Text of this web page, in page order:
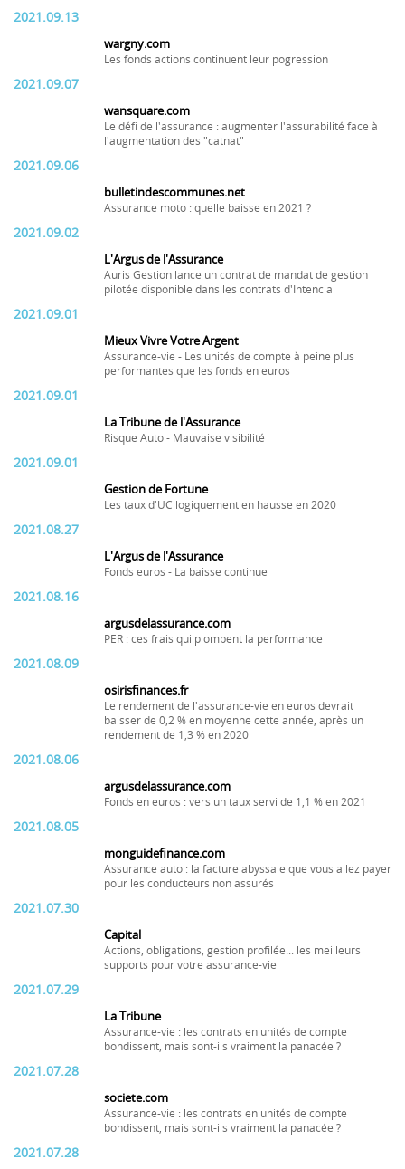
2021.09.13
wargny.com
Les fonds actions continuent leur pogression
2021.09.07
wansquare.com
Le défi de l'assurance : augmenter l'assurabilité face à
l'augmentation des "catnat"
2021.09.06
bulletindescommunes.net
Assurance moto : quelle baisse en 2021 ?
2021.09.02
L'Argus de l'Assurance
Auris Gestion lance un contrat de mandat de gestion
pilotée disponible dans les contrats d'Intencial
2021.09.01
Mieux Vivre Votre Argent
Assurance-vie - Les unités de compte à peine plus
performantes que les fonds en euros
2021.09.01
La Tribune de l'Assurance
Risque Auto - Mauvaise visibilité
2021.09.01
Gestion de Fortune
Les taux d'UC logiquement en hausse en 2020
2021.08.27
L'Argus de l'Assurance
Fonds euros - La baisse continue
2021.08.16
argusdelassurance.com
PER : ces frais qui plombent la performance
2021.08.09
osirisfinances.fr
Le rendement de l'assurance-vie en euros devrait
baisser de 0,2 % en moyenne cette année, après un
rendement de 1,3 % en 2020
2021.08.06
argusdelassurance.com
Fonds en euros : vers un taux servi de 1,1 % en 2021
2021.08.05
monguidefinance.com
Assurance auto : la facture abyssale que vous allez payer
pour les conducteurs non assurés
2021.07.30
Capital
Actions, obligations, gestion profilée... les meilleurs
supports pour votre assurance-vie
2021.07.29
La Tribune
Assurance-vie : les contrats en unités de compte
bondissent, mais sont-ils vraiment la panacée ?
2021.07.28
societe.com
Assurance-vie : les contrats en unités de compte
bondissent, mais sont-ils vraiment la panacée ?
2021.07.28